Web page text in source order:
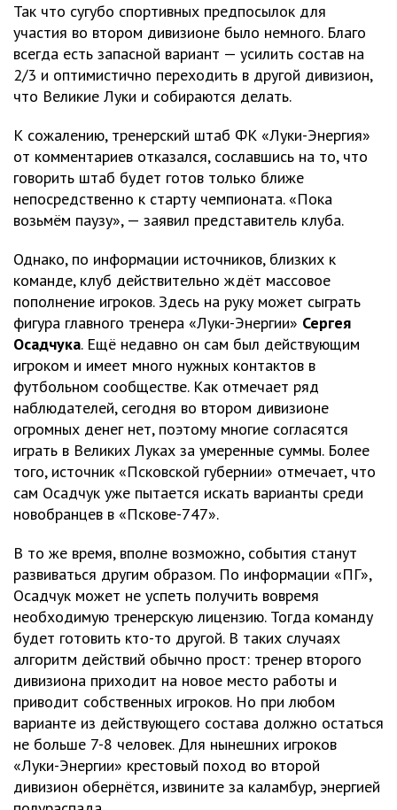
Так что сугубо спортивных предпосылок для
участия во втором дивизионе было немного. Благо
всегда есть запасной вариант — усилить состав на
2/3 и оптимистично переходить в другой дивизион,
что Великие Луки и собираются делать.
К сожалению, тренерский штаб ФК «Луки-Энергия»
от комментариев отказался, сославшись на то, что
говорить штаб будет готов только ближе
непосредственно к старту чемпионата. «Пока
возьмём паузу», — заявил представитель клуба.
Однако, по информации источников, близких к
команде, клуб действительно ждёт массовое
пополнение игроков. Здесь на руку может сыграть
фигура главного тренера «Луки-Энергии» Сергея
Осадчука. Ещё недавно он сам был действующим
игроком и имеет много нужных контактов в
футбольном сообществе. Как отмечает ряд
наблюдателей, сегодня во втором дивизионе
огромных денег нет, поэтому многие согласятся
играть в Великих Луках за умеренные суммы. Более
того, источник «Псковской губернии» отмечает, что
сам Осадчук уже пытается искать варианты среди
новобранцев в «Пскове-747».
В то же время, вполне возможно, события станут
развиваться другим образом. По информации «ПГ»,
Осадчук может не успеть получить вовремя
необходимую тренерскую лицензию. Тогда команду
будет готовить кто-то другой. В таких случаях
алгоритм действий обычно прост: тренер второго
дивизиона приходит на новое место работы и
приводит собственных игроков. Но при любом
варианте из действующего состава должно остаться
не больше 7-8 человек. Для нынешних игроков
«Луки-Энергии» крестовый поход во второй
дивизион обернётся, извините за каламбур, энергией